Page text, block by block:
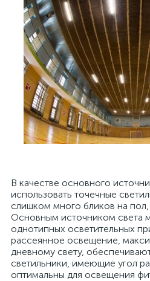
В качестве основного
использовать точечные
слишком много бликов на
Основным источником света
однотипных осветительных
рассеянное освещение,
дневному свету,
светильники, имеющие угол
оптимальны для освещения